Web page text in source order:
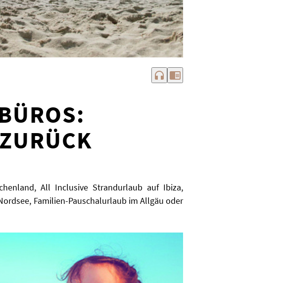
headphones chrome_reader_mode
All Inclusive Strandurlaub auf Ibiza,
Familien-Pauschalurlaub im Allgäu oder